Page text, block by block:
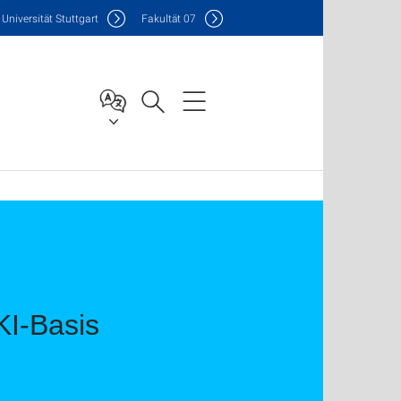
Universität Stuttgart Fakultät07
Basis